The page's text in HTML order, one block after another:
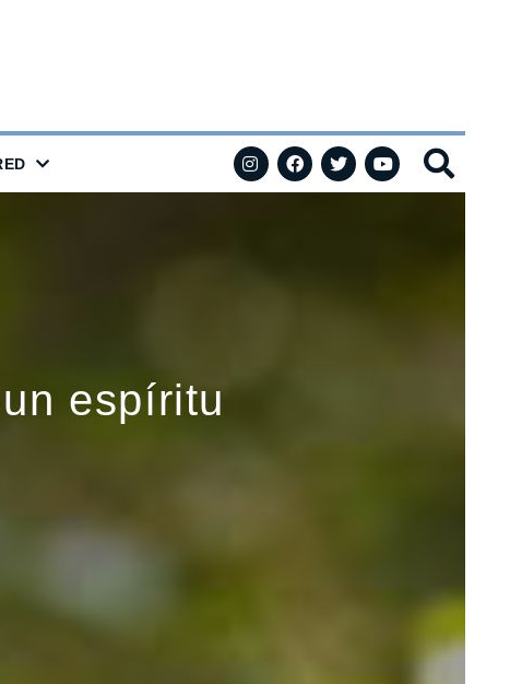
espíritu